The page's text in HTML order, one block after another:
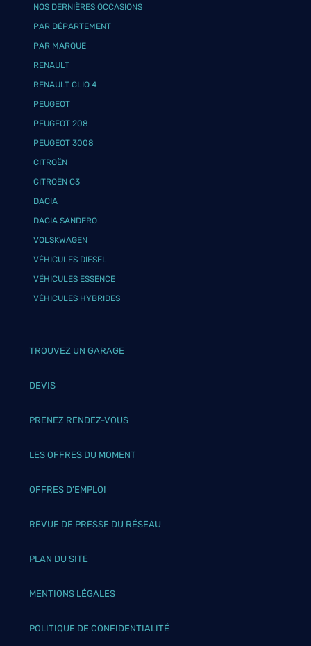
NOS DERNIÈRES OCCASIONS
PAR DÉPARTEMENT
PAR MARQUE
RENAULT
RENAULT CLIO 4
PEUGEOT
PEUGEOT 208
PEUGEOT 3008
CITROËN
CITROËN C3
DACIA
DACIA SANDERO
VOLSKWAGEN
VÉHICULES DIESEL
VÉHICULES ESSENCE
VÉHICULES HYBRIDES
TROUVEZ UN GARAGE
DEVIS
PRENEZ RENDEZ-VOUS
LES OFFRES DU MOMENT
OFFRES D’EMPLOI
REVUE DE PRESSE DU RÉSEAU
PLAN DU SITE
MENTIONS LÉGALES
POLITIQUE DE CONFIDENTIALITÉ